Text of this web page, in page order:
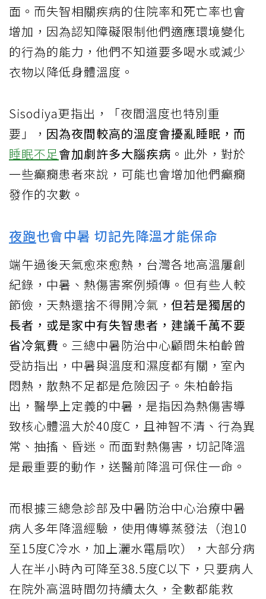
面。而失智相關疾病的住院率和死亡率也會
增加，因為認知障礙限制他們適應環境變化
的行為的能力，他們不知道要多喝水或減少
衣物以降低身體溫度。
Sisodiya更指出，「夜間溫度也特別重
要」， 因為夜間較高的溫度會擾亂睡眠，而
睡眠不足會加劇許多大腦疾病 。此外，對於
一些癲癇患者來說，可能也會增加他們癲癇
發作的次數。
夜跑也會中暑 切記先降溫才能保命
端午過後天氣愈來愈熱，台灣各地高溫屢創
紀錄，中暑、熱傷害案例頻傳。但有些人較
節儉，天熱還捨不得開冷氣， 但若是獨居的
長者，或是家中有失智患者，建議千萬不要
省冷氣費 。三總中暑防治中心顧問朱柏齡曾
受訪指出，中暑與溫度和濕度都有關，室內
悶熱，散熱不足都是危險因子。朱柏齡指
出，醫學上定義的中暑，是指因為熱傷害導
致核心體溫大於40度C，且神智不清、行為異
常、抽搐、昏迷。而面對熱傷害，切記降溫
是最重要的動作，送醫前降溫可保住一命。
而根據三總急診部及中暑防治中心治療中暑
病人多年降溫經驗，使用傳導蒸發法（泡10
至15度C冷水，加上灑水電扇吹），大部分病
人在半小時內可降至38.5度C以下，只要病人
在院外高溫時間勿持續太久，全數都能救